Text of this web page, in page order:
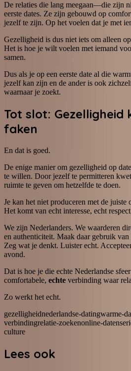
De relaties die lang meegaan—die zijn
eerste dates. Ze zijn gebouwd op
jezelf te zijn. Op het voelen dat je met
Gezelligheid is dus niet iets om alleen op
Het is hoe je wilt voelen met iemand
samen.
Dus als je op een eerste date al die
jezelf kan zijn en de ander is ook
waarnaar je zoekt.
Tot slot: Gezelligheid
faken
En dat is goed.
De enige manier om gezelligheid op
te willen. Door jezelf te permitteren
ruimte te geven om hetzelfde te doen.
Je kan het niet produceren met de
Het komt van echt interesse, echt
We zijn Nederlanders. We waarderen
en authenticiteit. Maak daar gebruik van
Zeg wat je denkt. Luister echt.
avond.
Dat is hoe je die echte Nederlandse
comfortabele, echte verbinding waar
Zo werkt het echt.
gezelligheidnederlandse-datingwarme-
verbindingrelatie-zoekenonline-daten
culture
Lees ook